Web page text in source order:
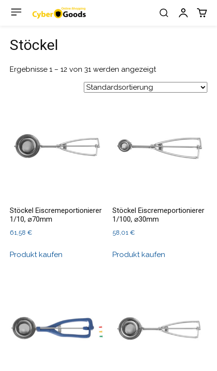
Stöckel
Ergebnisse 1 – 12 von 31 werden angezeigt
Stöckel Eiscremeportionierer
1/10, ⌀70mm
61,58 €
Produkt kaufen
Stöckel Eiscremeportionierer
1/100, ⌀30mm
58,01€
Produkt kaufen